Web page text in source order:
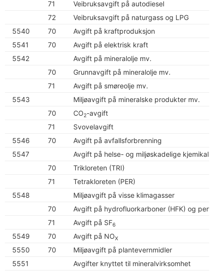
71
Veibruksavgift på autodiesel
72
Veibruksavgift på naturgass og LPG
5540
70
Avgift på kraftproduksjon
5541
70
Avgift på elektrisk kraft
5542
Avgift på mineralolje mv.
70
Grunnavgift på mineralolje mv.
71
Avgift på smøreolje mv.
5543
Miljøavgift på mineralske produkter mv.
70
CO2-avgift
71
Svovelavgift
5546
70
Avgift på avfallsforbrenning
5547
Avgift på helse- og miljøskadelige kjemikalier
70
Trikloreten (TRI)
71
Tetrakloreten (PER)
5548
Miljøavgift på visse klimagasser
70
Avgift på hydrofluorkarboner (HFK) og
71
Avgift på SF6
5549 70 Avgift på NOX
5550 70
Miljøavgift på plantevernmidler
5551
Avgifter knyttet til mineralvirksomhet